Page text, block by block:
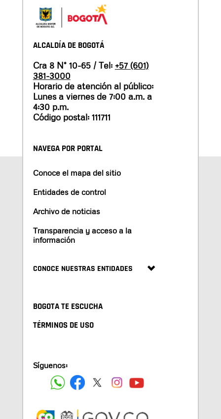
ALCALDÍA DE BOGOTÁ
Cra 8 N° 10-65 / Tel: +57 (601)
381-3000
Horario de atención al público:
Lunes a viernes de 7:00 a.m. a
4:30 p.m.
Código postal: 111711
NAVEGA POR PORTAL
Conoce el mapa del sitio
Entidades de control
Archivo de noticias
Transparencia y acceso a la
información
CONOCE NUESTRAS ENTIDADES
BOGOTA TE ESCUCHA
TÉRMINOS DE USO
Síguenos: